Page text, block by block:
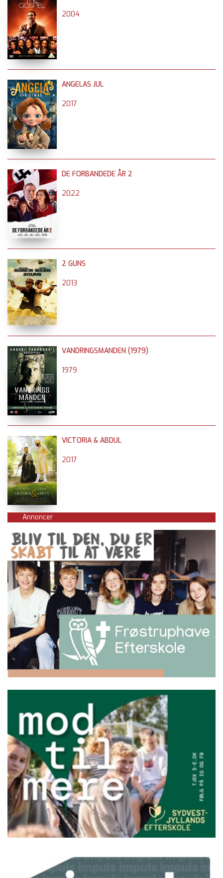
2004
ANGELAS JUL
2017
DE FORBANDEDE ÅR 2
2022
2 GUNS
2013
VANDRINGSMANDEN (1979)
1979
VICTORIA & ABDUL
2017
Annoncer